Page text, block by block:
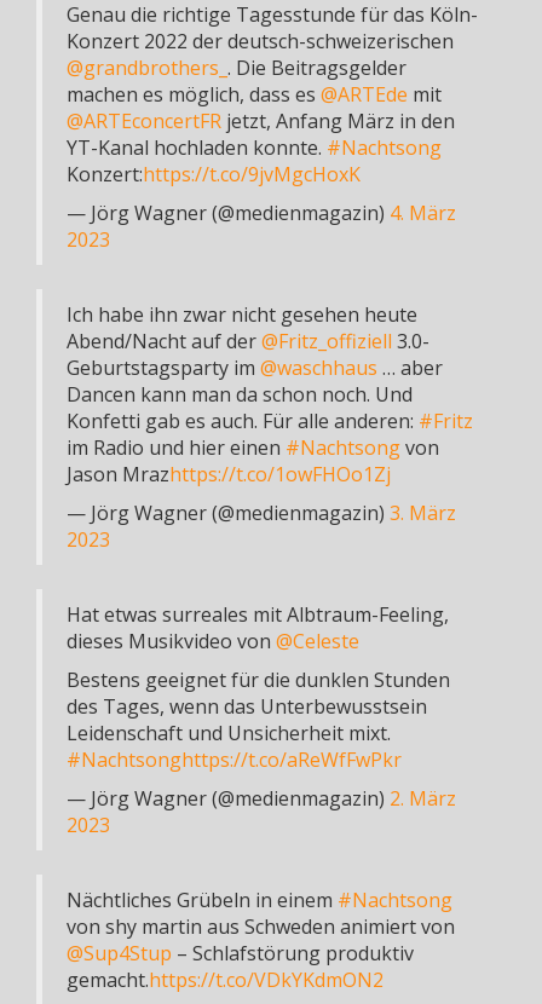
Genau die richtige Tagesstunde für das Köln-
Konzert 2022 der deutsch-schweizerischen
@grandbrothers_ . Die Beitragsgelder
machen es möglich, dass es @ARTEde mit
@ARTEconcertFR jetzt, Anfang März in den
YT-Kanal hochladen konnte. #Nachtsong
Konzert:https://t.co/9jvMgcHoxK
— Jörg Wagner (@medienmagazin) 4. März
2023
Ich habe ihn zwar nicht gesehen heute
Abend/Nacht auf der@Fritz_offiziell 3.0-
Geburtstagsparty im @waschhaus … aber
Dancen kann man da schon noch. Und
Konfetti gab es auch. Für alle anderen: #Fritz
im Radio und hier einen #Nachtsongvon
Jason Mrazhttps://t.co/1owFHOo1Zj
— Jörg Wagner (@medienmagazin) 3. März
2023
Hat etwas surreales mit Albtraum-Feeling,
dieses Musikvideo von @Celeste
Bestens geeignet für die dunklen Stunden
des Tages, wenn das Unterbewusstsein
Leidenschaft und Unsicherheit mixt.
#Nachtsonghttps://t.co/aReWfFwPkr
— Jörg Wagner (@medienmagazin) 2. März
2023
Nächtliches Grübeln in einem #Nachtsong
von shy martin aus Schweden animiert von
@Sup4Stup – Schlafstörung produktiv
gemacht.https://t.co/VDkYKdmON2